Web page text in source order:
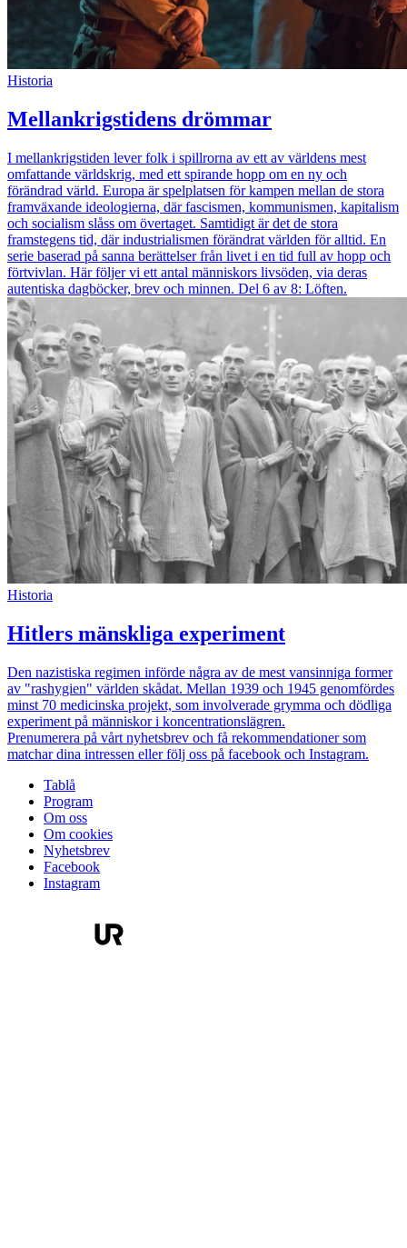
Historia
Mellankrigstidens drömmar
I mellankrigstiden lever folk i spillrorna av ett av världens mest
omfattande världskrig, med ett spirande hopp om en ny och
förändrad värld. Europa är spelplatsen för kampen mellan de stora
framväxande ideologierna, där fascismen, kommunismen, kapitalism
och socialism slåss om övertaget. Samtidigt är det de stora
framstegens tid, där industrialismen förändrat världen för alltid. En
serie baserad på sanna berättelser från livet i en tid full av hopp och
förtvivlan. Här följer vi ett antal människors livsöden, via deras
autentiska dagböcker, brev och minnen. Del 6 av 8: Löften.
Historia
Hitlers mänskliga experiment
Den nazistiska regimen införde några av de mest vansinniga former
av "rashygien" världen skådat. Mellan 1939 och 1945 genomfördes
minst 70 medicinska projekt, som involverade grymma och dödliga
experiment på människor i koncentrationslägren.
Prenumerera på vårt nyhetsbrev och få rekommendationer som
matchar dina intressen eller följ oss på facebook och Instagram.
Tablå
Program
Om oss
Om cookies
Nyhetsbrev
Facebook
Instagram